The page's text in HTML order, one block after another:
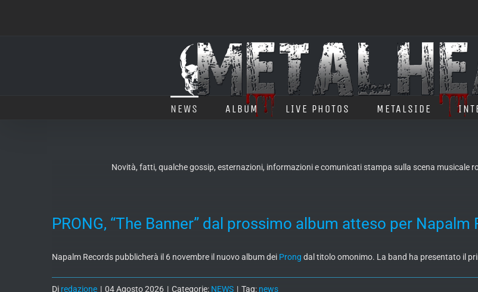
NEWS ALBUM LIVE PHOTOS METALSIDE
Novità, fatti, qualche gossip, esternazioni, informazioni e comunicati stampa sulla scena musicale
PRONG, “The Banner” dal prossimo album atteso per Napalm
Napalm Records pubblicherà il 6 novembre il nuovo album dei Prong dal titolo omonimo. La band ha presentato il
Di redazione | 04 Agosto 2026 | Categorie: NEWS | Tag: news